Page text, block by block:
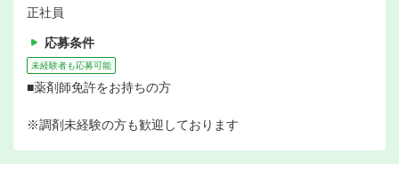
正社員
応募条件
未経験者も応募可能
■薬剤師免許をお持ちの方
※調剤未経験の方も歓迎しております